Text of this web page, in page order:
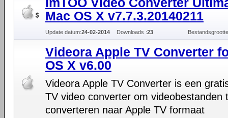
Mac OS X v7.7.3.20140211
Update datum:24-02-2014 Downloads :23
Videora Apple TV Converter
OS X v6.00
Videora Apple TV Converter is een
TV video converter om videobestanden
converteren naar Apple TV formaat